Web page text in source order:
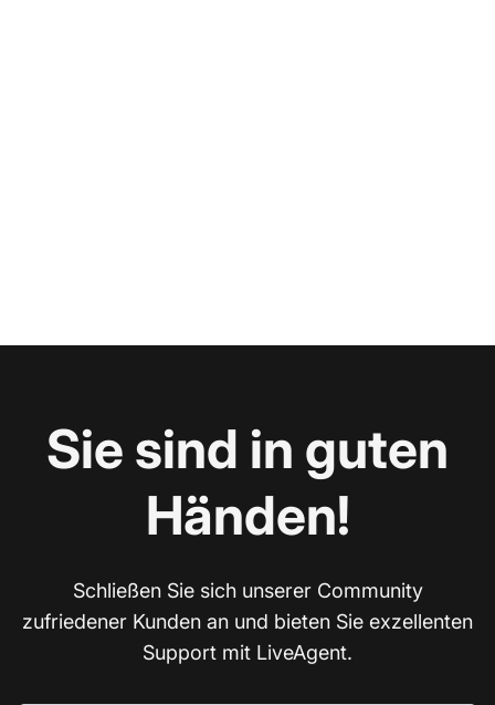
Sie sind in guten
Händen!
Schließen Sie sich unserer Community
zufriedener Kunden an und bieten Sie exzellenten
Support mit LiveAgent.